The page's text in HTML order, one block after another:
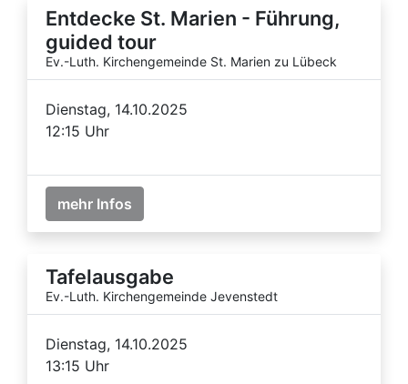
Entdecke St. Marien - Führung,
guided tour
Ev.-Luth. Kirchengemeinde St. Marien zu Lübeck
Dienstag, 14.10.2025
12:15 Uhr
mehr Infos
Tafelausgabe
Ev.-Luth. Kirchengemeinde Jevenstedt
Dienstag, 14.10.2025
13:15 Uhr